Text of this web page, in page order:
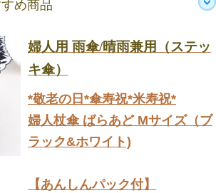
め商品
婦人用 雨傘/晴雨兼用（ステッ
キ傘）
*敬老の日*傘寿祝*米寿祝*
婦人杖傘 ばらあど Mサイズ（ブ
ラック&ホワイト)
【あんしんパック付】